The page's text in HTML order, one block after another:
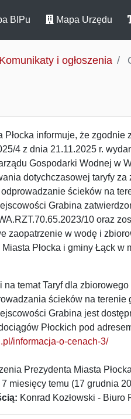
BIPu Mapa Urzędu
Komunikaty i ogłoszenia
Płocka informuje, że zgodnie
4 z dnia 21.11.2025 r.
Gospodarki Wodnej w
dotychczasowej taryfy
ścieków na
Grabina
10 oraz
zaopatrzenie w wodę i
Płocka i gminy Łąck w
na temat Taryf dla
ścieków na terenie
Grabina jest
Płockich pod
informacja-o-cenach-3/
Prezydenta Miasta Płocka
7 miesięcy temu (17 grudnia
Konrad Kozłowski - Biuro